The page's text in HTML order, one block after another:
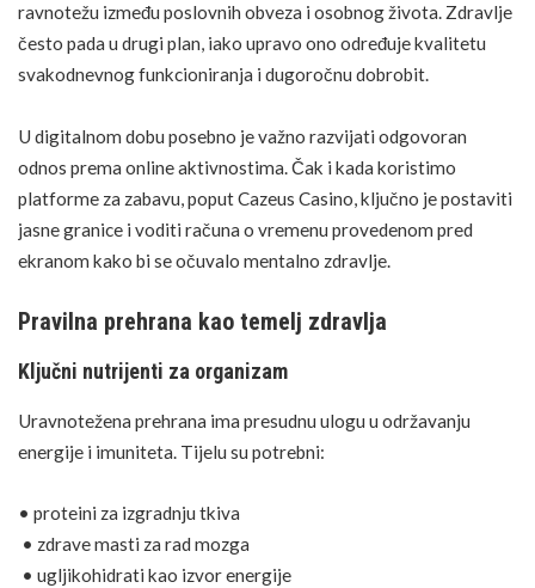
ravnotežu između poslovnih obveza i osobnog života. Zdravlje
često pada u drugi plan, iako upravo ono određuje kvalitetu
svakodnevnog funkcioniranja i dugoročnu dobrobit.
U digitalnom dobu posebno je važno razvijati odgovoran
odnos prema online aktivnostima. Čak i kada koristimo
platforme za zabavu, poputCazeus Casino , ključno je postaviti
jasne granice i voditi računa o vremenu provedenom pred
ekranom kako bi se očuvalo mentalno zdravlje
Pravilna prehrana kao temelj zdravlja
Ključni nutrijenti za organizam
Uravnotežena prehrana ima presudnu ulogu u održavanju
energije i imuniteta. Tijelu su potrebni:
• proteini za izgradnju tkiva
• zdrave masti za rad mozga
• ugljikohidrati kao izvor energije